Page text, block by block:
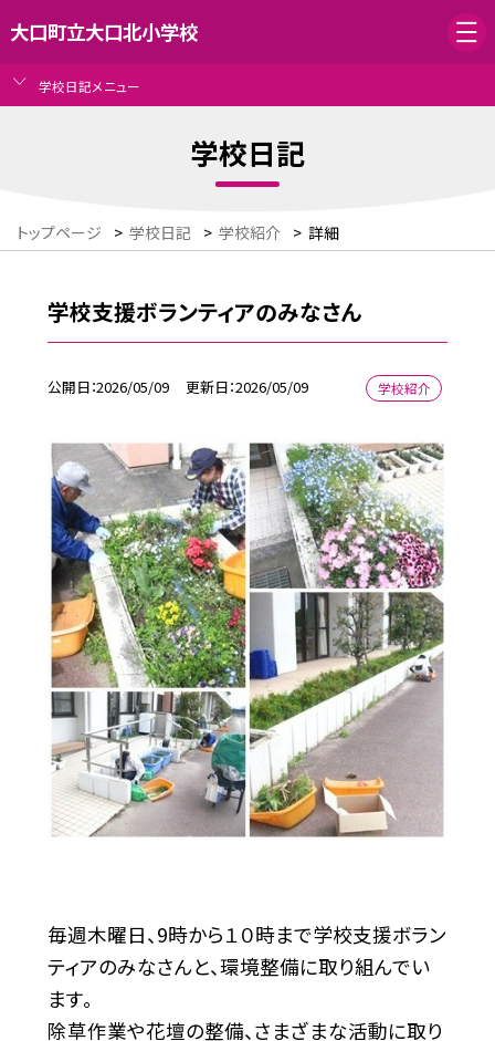
大口町立大口北小学校
学校日記メニュー
学校日記
トップページ > 学校日記 > 学校紹介 > 詳細
学校支援ボランティアのみなさん
公開日 2026/05/09 更新日 2026/05/09 学校紹介
毎週木曜日、9時から１０時まで学校支援ボラン
ティアのみなさんと、環境整備に取り組んでい
ます。
除草作業や花壇の整備、さまざまな活動に取り